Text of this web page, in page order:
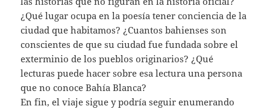
¿Qué lugar ocupa en la poesía tener conciencia de la
ciudad que habitamos? ¿Cuantos bahienses son
conscientes de que su ciudad fue fundada sobre el
exterminio de los pueblos originarios? ¿Qué
lecturas puede hacer sobre esa lectura una persona
que no conoce Bahía Blanca?
En fin, el viaje sigue y podría seguir enumerando